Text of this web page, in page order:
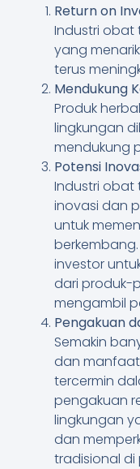
Return on
Industri obat
yang
terus
Mendukung
Produk
lingkungan
mendukung
Potensi
Industri obat
inovasi dan
untuk
investor
dari produk-
mengambil
Pengakuan
Semakin
dan
tercermin
pengakuan
lingkungan
dan
tradisional di